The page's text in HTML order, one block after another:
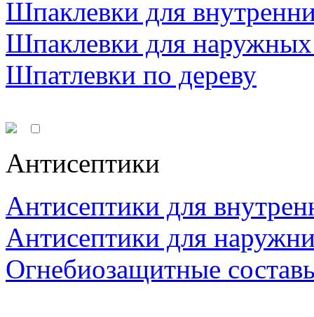
Шпаклевки для
Шпаклевки для наружных
Шпатлевки по дереву
Антисептики
Антисептики для
Антисептики для
Огнебиозащитные